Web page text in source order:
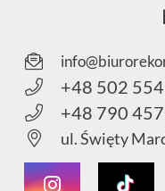
+48 502
+48 790
ul. Święty